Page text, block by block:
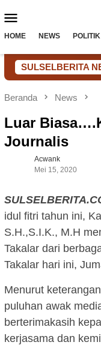
ke
Mobile
HOME NEWS POLITIK
SULSELBERITA
Ilegal Dibuka, LSM
Beranda News
Luar
Journalis
Acwank
Mei 15, 2020
idul fitri tahun ini,
S.H.,S.I.K., M.H
Takalar dari
Takalar hari ini,
Menurut
puluhan awak
berterimakasih
kerjasama dan